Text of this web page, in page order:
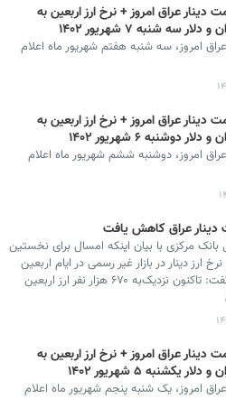
دینار عراق امروز + نرخ ارز اربعین به
سه شنبه ۷ شهریور ۱۴۰۲
امروز، سه شنبه هفتم شهریور ماه اعلام
دینار عراق امروز + نرخ ارز اربعین به
دوشنبه ۶ شهریور ۱۴۰۲
امروز، دوشنبه ششم شهریور ماه اعلام
دینار عراق کاهش یافت
بانک مرکزی با بیان اینکه امسال برای نخستین
ارز دینار در بازار غیر رسمی در ایام اربعین
حسینی بودیم، گفت: تاکنون نزدیک‌به ۶۷۰ هزار نفر ارز اربعین
دینار عراق امروز + نرخ ارز اربعین به
یکشنبه ۵ شهریور ۱۴۰۲
امروز، یک شنبه پنجم شهریور ماه اعلام